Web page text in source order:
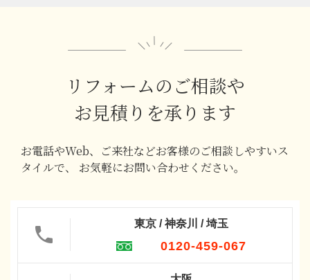
リフォームのご相談や
お見積りを承ります
お電話やWeb、ご来社などお客様のご相談しやすいス
タイルで、
お気軽にお問い合わせください。
東京 / 神奈川 / 埼玉
0120-459-067